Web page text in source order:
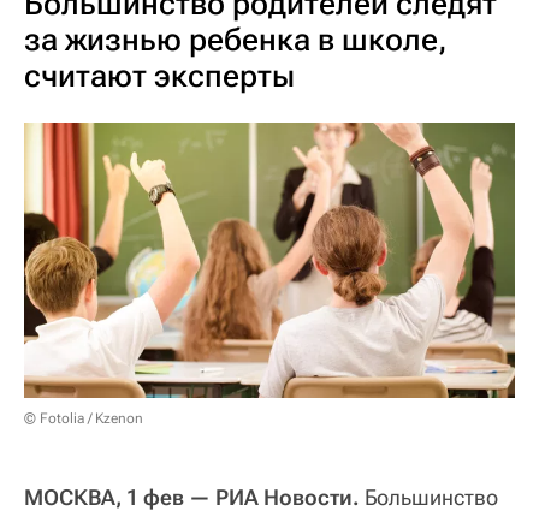
за жизнью ребенка в школе,
считают эксперты
© Fotolia / Kzenon
МОСКВА, 1 фев — РИА Новости. Большинство